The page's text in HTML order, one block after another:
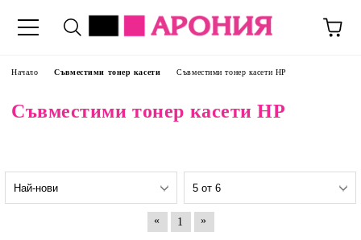
Начало Съвместими тонер касети Съвместими тонер касети HP
Съвместими тонер касети HP
« 1 »